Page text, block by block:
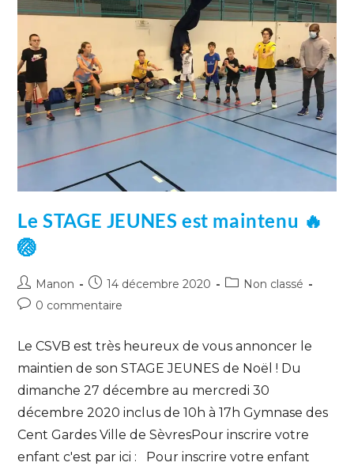
Le STAGE JEUNES est maintenu 🔥
🏐
Manon 14 décembre 2020
Non classé
0 commentaire
Le CSVB est très heureux de vous annoncer le
maintien de son STAGE JEUNES de Noël ! Du
dimanche 27 décembre au mercredi 30
décembre 2020 inclus de 10h à 17h Gymnase des
Cent Gardes Ville de SèvresPour inscrire votre
enfant c'est par ici : Pour inscrire votre enfant